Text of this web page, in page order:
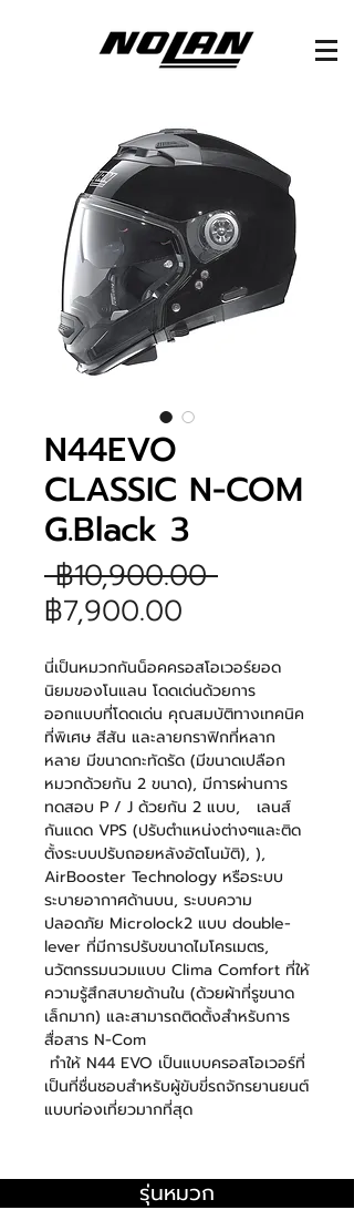
N44EVO
CLASSIC N-COM
G.Black 3
฿10,900.00 ราคา
฿7,900.00
ลด
นี่เป็นหมวกกันน็อคครอสโอเวอร์ยอด
นิยมของโนแลน โดดเด่นด้วยการ
ออกแบบที่โดดเด่น คุณสมบัติทางเทคนิค
ที่พิเศษ สีสัน และลายกราฟิกที่หลาก
หลาย มีขนาดกะทัดรัด (มีขนาดเปลือก
หมวกด้วยกัน 2 ขนาด), มีการผ่านการ
ทดสอบ P / J ด้วยกัน 2 แบบ,
เลนส์
กันแดด VPS (ปรับตำแหน่งต่างๆและติด
ตั้งระบบปรับถอยหลังอัตโนมัติ), ),
AirBooster Technology หรือระบบ
ระบายอากาศด้านบน, ระบบความ
ปลอดภัย Microlock2 แบบ double-
lever ที่มีการปรับขนาดไมโครเมตร,
นวัตกรรมนวมแบบ Clima Comfort ที่ให้
ความรู้สึกสบายด้านใน (ด้วยผ้าที่รูขนาด
เล็กมาก) และสามารถติดตั้งสำหรับการ
สื่อสาร N-Com
ทำให้ N44 EVO เป็นแบบครอสโอเวอร์ที่
เป็นที่ชื่นชอบสำหรับผู้ขับขี่รถจักรยานยนต์
แบบท่องเที่ยวมากที่สุด
รุ่นหมวก